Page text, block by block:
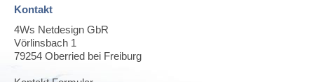
Kontakt
4Ws Netdesign GbR
Vörlinsbach 1
79254 Oberried bei Freiburg